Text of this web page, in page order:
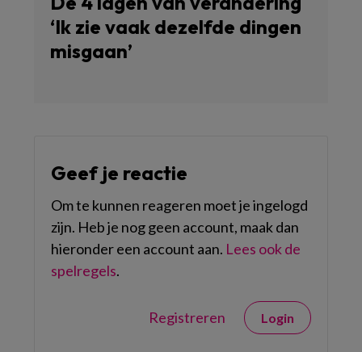
‘Ik zie vaak dezelfde dingen
misgaan’
Geef je reactie
Om te kunnen reageren moet je ingelogd
zijn. Heb je nog geen account, maak dan
hieronder een account aan. Lees ook de
spelregels.
Registreren Login